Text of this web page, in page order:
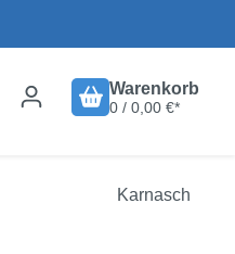
Warenkorb
0 / 0,00 €*
Karnasch